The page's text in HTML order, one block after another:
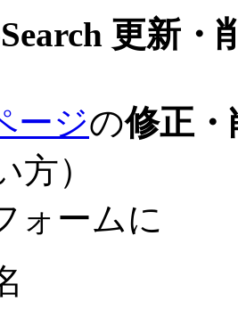
更新・
ージの修正・
方）
ォームに